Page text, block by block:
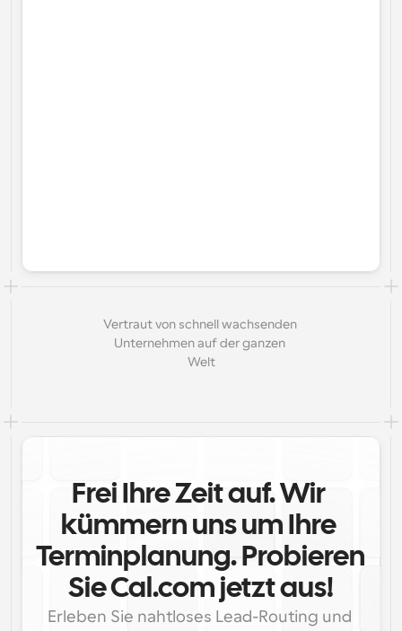
Vertraut von schnell wachsenden
Unternehmen auf der ganzen
Welt
Frei Ihre Zeit auf. Wir
kümmern uns um Ihre
Terminplanung. Probieren
Sie Cal.com jetzt aus!
Erleben Sie nahtloses Lead-Routing und